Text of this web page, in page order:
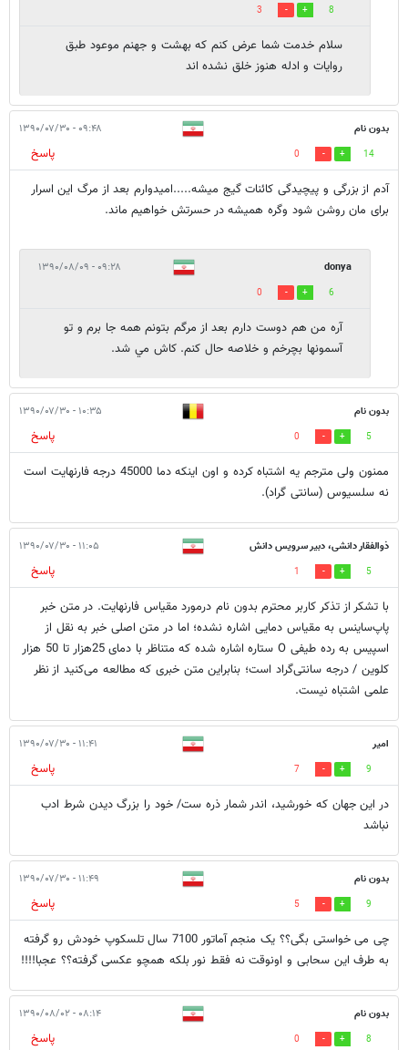
8
3
سلام خدمت شما عرض کنم که بهشت و جهنم موعود طبق
روایات و ادله هنوز خلق نشده اند
بدون نام ۰۹:۴۸ - ۱۳۹۰/۰۷/۳۰
14
0
پاسخ
آدم از بزرگی و پیچیدگی کائنات گیج میشه.....امیدوارم بعد از مرگ این اسرار
برای مان روشن شود وگره همیشه در حسرتش خواهیم ماند.
donya ۰۹:۲۸ - ۱۳۹۰/۰۸/۰۹
6
0
آره من هم دوست دارم بعد از مرگم بتونم همه جا برم و تو
آسمونها بچرخم و خلاصه حال كنم. كاش مي شد.
بدون نام ۱۰:۳۵ - ۱۳۹۰/۰۷/۳۰
5
0
پاسخ
ممنون ولی مترجم یه اشتباه کرده و اون اینکه دما 45000 درجه فارنهایت است
نه سلسیوس (سانتی گراد).
ذوالفقار دانشی، دبیر سرویس دانش ۱۱:۰۵ - ۱۳۹۰/۰۷/۳۰
5
1
پاسخ
با تشکر از تذکر کاربر محترم بدون نام درمورد مقیاس فارنهایت. در متن خبر
پاپ‌ساینس به مقیاس دمایی اشاره نشده؛ اما در متن اصلی خبر به نقل از
اسپیس به رده طیفی O ستاره اشاره شده که متناظر با دمای 25هزار تا 50 هزار
کلوین / درجه سانتی‌گراد است؛ بنابراین متن خبری که مطالعه می‌کنید از نظر
علمی اشتباه نیست.
امیر ۱۱:۴۱ - ۱۳۹۰/۰۷/۳۰
9
7
پاسخ
در این جهان که خورشید، اندر شمار ذره ست/ خود را بزرگ دیدن شرط ادب
نباشد
بدون نام ۱۱:۴۹ - ۱۳۹۰/۰۷/۳۰
9
5
پاسخ
چی می خواستی بگی؟؟ یک منجم آماتور 7100 سال تلسکوپ خودش رو گرفته
به طرف این سحابی و اونوقت نه فقط نور بلکه همچو عکسی گرفته؟؟ عجبا!!!!
بدون نام ۰۸:۱۴ - ۱۳۹۰/۰۸/۰۲
8
0
پاسخ